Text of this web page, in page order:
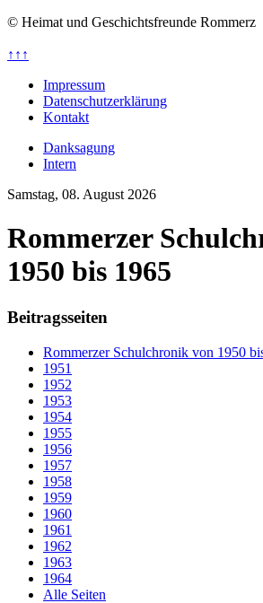
© Heimat und Geschichtsfreunde Rommerz
↑↑↑
Impressum
Datenschutzerklärung
Kontakt
Danksagung
Intern
Samstag, 08. August 2026
Rommerzer
1950 bis 1965
Beitragsseiten
Rommerzer Schulchronik von 1950
1951
1952
1953
1954
1955
1956
1957
1958
1959
1960
1961
1962
1963
1964
Alle Seiten